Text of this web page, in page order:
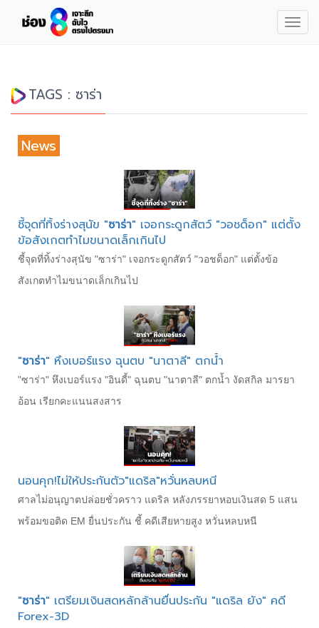
TAGS : ซาร่า
News
ชี้จุดที่ทิ้งร่างสุนัข "ซาร่า" เจอกระดูกสัตว์ "วอชด็อก" แต่ตั้ง
ข้อสังเกตทำไมขนาดเล็กเกินไป
ชี้จุดที่ทิ้งร่างสุนัข "ซาร่า" เจอกระดูกสัตว์ "วอชด็อก" แต่ตั้งข้อ
สังเกตทำไมขนาดเล็กเกินไป
"ซาร่า" หึงเบอร์แรง ฉุนตบ "นาตาลี" ตกน้ำ
"ซาร่า" หึงเบอร์แรง "อินดี้" ฉุนตบ "นาตาลี" ตกน้ำ งัดสกิล มารยา
อ้อน เรียกคะแนนสงสาร
นอนคุก!ไม่ให้ประกันตัว"แดริล"หวั่นหลบหนี
ศาลไม่อนุญาตปล่อยชั่วคราว แดริล หลังภรรยาหอบเงินสด 5 แสน
พร้อมขอติด EM ยื่นประกัน ชี้ คดีเสียหายสูง หวั่นหลบหนี
"ซาร่า" เตรียมเงินสดหลักล้านยื่นประกัน "แดริล ยัง" คดี
Forex-3D